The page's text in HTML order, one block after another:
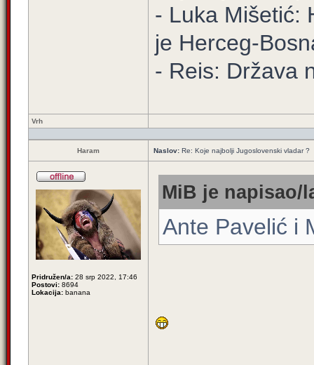
- Luka Mišetić:
je Herceg-
- Reis: Država
Vrh
Haram Naslov: Re: Koje najbolji Jugoslovenski vladar ?
Pridružen/a: 28 srp 2022, 17:46
Postovi: 8694
Lokacija: banana
MiB je napisao/
Ante Pavelić i